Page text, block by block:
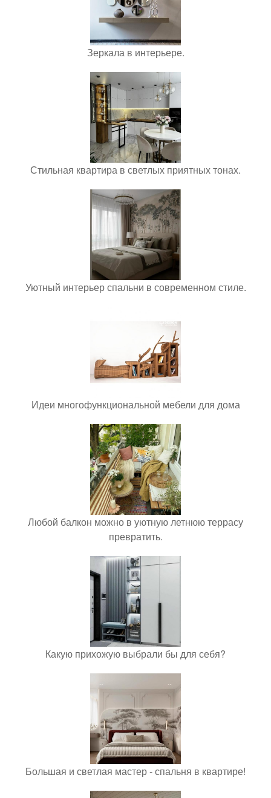
Зеркала в интерьере.
Стильная квартира в светлых приятных тонах.
Уютный интерьер спальни в современном стиле.
Идеи многофункциональной мебели для дома
Любой балкон можно в уютную летнюю террасу
превратить.
Какую прихожую выбрали бы для себя?
Большая и светлая мастер - спальня в квартире!